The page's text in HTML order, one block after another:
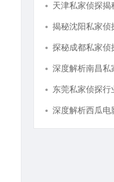
揭秘沈阳私家侦